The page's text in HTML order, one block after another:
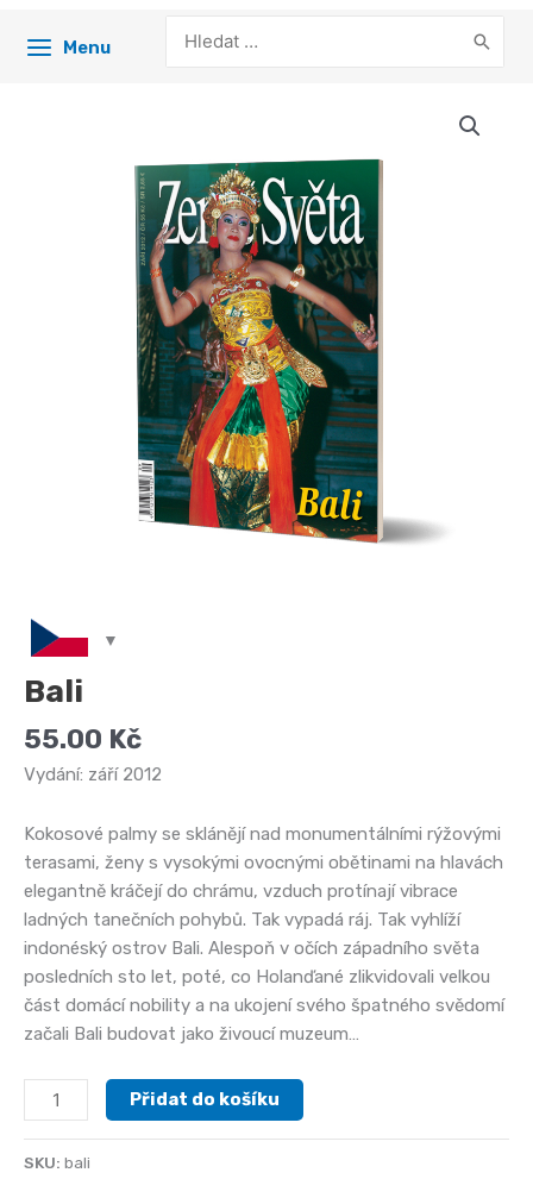
Menu
for:
Bali
55.00 Kč
Vydání: září 2012
Kokosové palmy se sklánějí nad monumentálními rýžovými
terasami, ženy s vysokými ovocnými obětinami na hlavách
elegantně kráčejí do chrámu, vzduch protínají vibrace
ladných tanečních pohybů. Tak vypadá ráj. Tak vyhlíží
indonéský ostrov Bali. Alespoň v očích západního světa
posledních sto let, poté, co Holanďané zlikvidovali velkou
část domácí nobility a na ukojení svého špatného svědomí
začali Bali budovat jako živoucí muzeum…
množství
Přidat do košíku
SKU: bali